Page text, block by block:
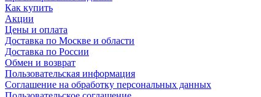
Как купить
Акции
Цены и оплата
Доставка по Москве и области
Доставка по России
Обмен и возврат
Пользовательская информация
Соглашение на обработку персональных данных